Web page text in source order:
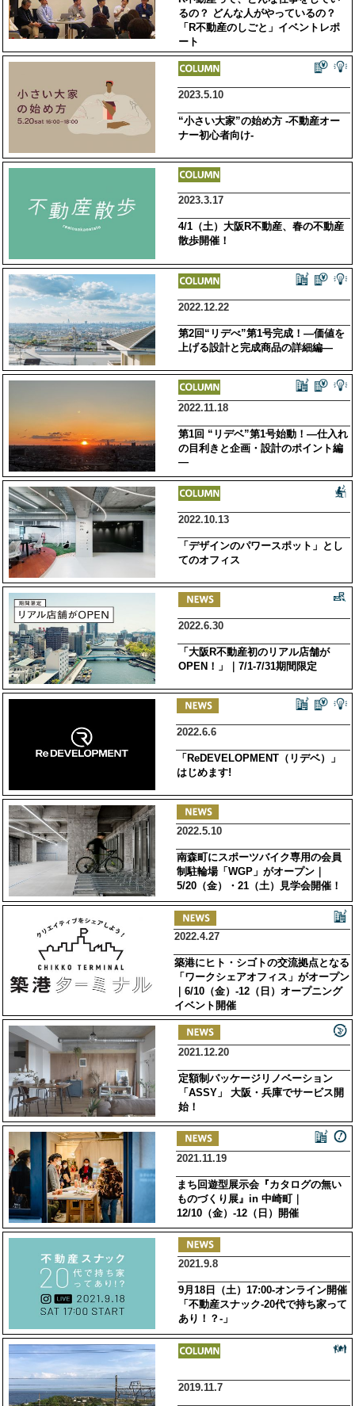
るの？ どんな人がやっているの？
「R不動産のしごと」イベントレポ
ート
2023.5.10
“小さい大家”の始め方 -不動産オー
ナー初心者向け-
2023.3.17
4/1（土）大阪R不動産、春の不動産
散歩開催！
2022.12.22
第2回“リデべ”第1号完成！―価値を
上げる設計と完成商品の詳細編―
2022.11.18
第1回 “リデベ”第1号始動！―仕入れ
の目利きと企画・設計のポイント編
―
2022.10.13
「デザインのパワースポット」とし
てのオフィス
2022.6.30
「大阪R不動産初のリアル店舗が
OPEN！」｜7/1-7/31期間限定
2022.6.6
「ReDEVELOPMENT（リデベ）」
はじめます!
2022.5.10
南森町にスポーツバイク専用の会員
制駐輪場「WGP」がオープン｜
5/20（金）・21（土）見学会開催！
2022.4.27
築港にヒト・シゴトの交流拠点となる
「ワークシェアオフィス」がオープン
｜6/10（金）-12（日）オープニング
イベント開催
2021.12.20
定額制パッケージリノベーション
「ASSY」 大阪・兵庫でサービス開
始！
2021.11.19
まち回遊型展示会『カタログの無い
ものづくり展』in 中崎町｜
12/10（金）-12（日）開催
2021.9.8
9月18日（土）17:00-オンライン開催
「不動産スナック-20代で持ち家って
あり！？-」
2019.11.7